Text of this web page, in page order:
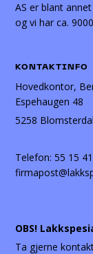
AS er blant
og vi har ca.
KONTAKTINFO
Hovedkontor,
Espehaugen 48
5258
Telefon:55 15
OBS!
Ta gjerne